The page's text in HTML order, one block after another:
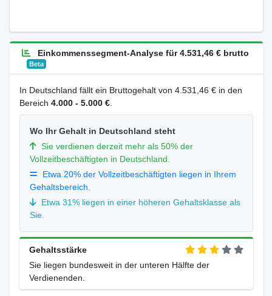
Einkommenssegment-Analyse für 4.531,46 € brutto
Beta
In Deutschland fällt ein Bruttogehalt von 4.531,46 € in den
Bereich 4.000 - 5.000 €.
Wo Ihr Gehalt in Deutschland steht
Sie verdienen derzeit mehr als 50% der
Vollzeitbeschäftigten in Deutschland.
Etwa 20% der Vollzeitbeschäftigten liegen in Ihrem
Gehaltsbereich.
Etwa 31% liegen in einer höheren Gehaltsklasse als
Sie.
Gehaltsstärke
Sie liegen bundesweit in der unteren Hälfte der
Verdienenden.